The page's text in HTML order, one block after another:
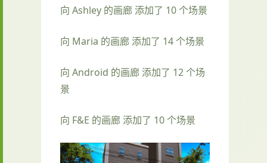
向 Ashley 的画廊 添加了 10 个场景
向 Maria 的画廊 添加了 14 个场景
向 Android 的画廊 添加了 12 个场
景
向 F&E 的画廊 添加了 10 个场景